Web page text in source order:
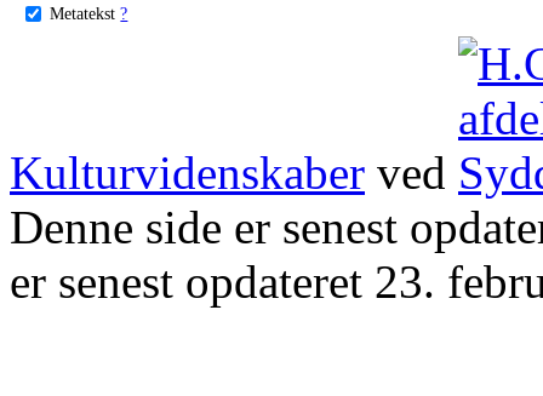
Metatekst ?
Kulturvidenskaber ved
Denne side er senest
er senest opdateret 23.